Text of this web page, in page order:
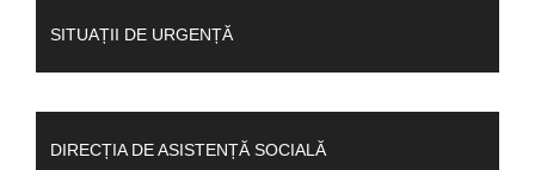
SITUAȚII DE URGENȚĂ
DIRECȚIA DE ASISTENȚĂ SOCIALĂ